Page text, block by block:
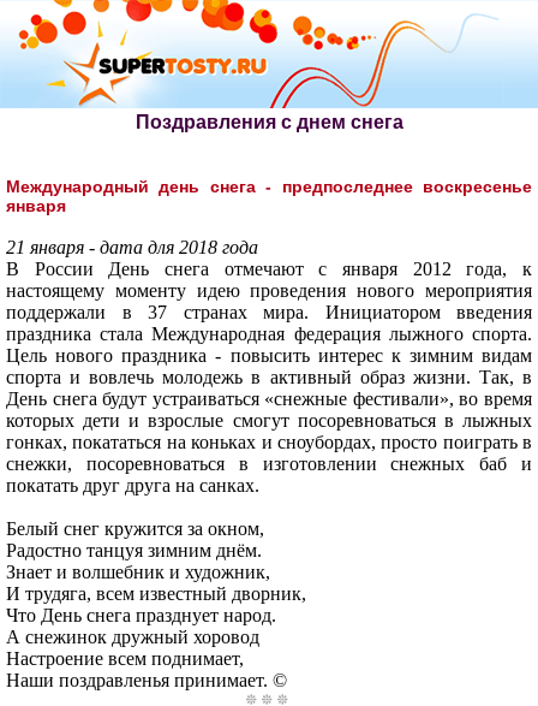
Поздравления с днем снега
Международный день снега - предпоследнее воскресенье
января
21 января - дата для 2018 года
В России День снега отмечают с января 2012 года, к
настоящему моменту идею проведения нового мероприятия
поддержали в 37 странах мира. Инициатором введения
праздника стала Международная федерация лыжного спорта.
Цель нового праздника - повысить интерес к зимним видам
спорта и вовлечь молодежь в активный образ жизни. Так, в
День снега будут устраиваться «снежные фестивали», во время
которых дети и взрослые смогут посоревноваться в лыжных
гонках, покататься на коньках и сноубордах, просто поиграть в
снежки, посоревноваться в изготовлении снежных баб и
покатать друг друга на санках.
Белый снег кружится за окном,
Радостно танцуя зимним днём.
Знает и волшебник и художник,
И трудяга, всем известный дворник,
Что День снега празднует народ.
А снежинок дружный хоровод
Настроение всем поднимает,
Наши поздравленья принимает. ©